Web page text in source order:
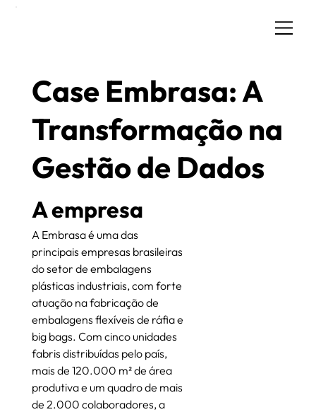
Case Embrasa: A
Transformação na
Gestão de Dados
A empresa
A Embrasa é uma das
principais empresas brasileiras
do setor de embalagens
plásticas industriais, com forte
atuação na fabricação de
embalagens flexíveis de ráfia e
big bags. Com cinco unidades
fabris distribuídas pelo país,
mais de 120.000 m² de área
produtiva e um quadro de mais
de 2.000 colaboradores, a